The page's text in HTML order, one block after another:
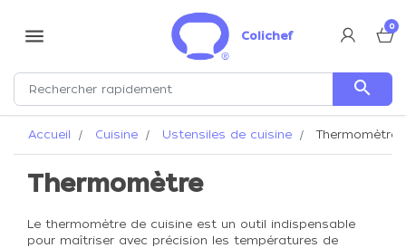
menu Colichef
0
search
Accueil Cuisine Ustensiles de cuisine Thermomètre
Thermomètre
Le thermomètre de cuisine est un outil indispensable
pour maîtriser avec précision les températures de